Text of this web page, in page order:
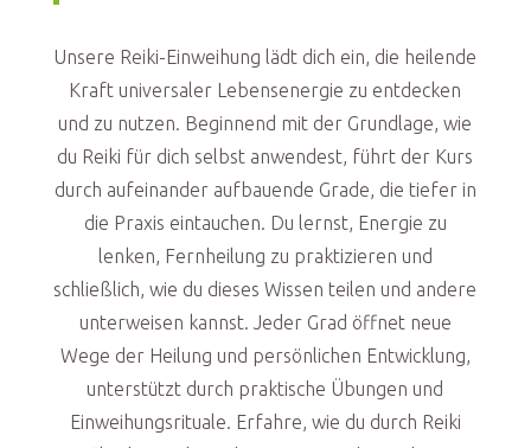
Unsere Reiki-Einweihung lädt dich ein, die heilende
Kraft universaler Lebensenergie zu entdecken
und zu nutzen. Beginnend mit der Grundlage, wie
du Reiki für dich selbst anwendest, führt der Kurs
durch aufeinander aufbauende Grade, die tiefer in
die Praxis eintauchen. Du lernst, Energie zu
lenken, Fernheilung zu praktizieren und
schließlich, wie du dieses Wissen teilen und andere
unterweisen kannst. Jeder Grad öffnet neue
Wege der Heilung und persönlichen Entwicklung,
unterstützt durch praktische Übungen und
Einweihungsrituale. Erfahre, wie du durch Reiki